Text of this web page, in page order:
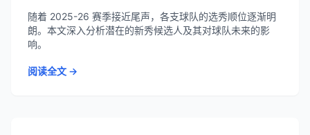
随着 2025-26 赛季接近尾声，各支球队的选秀顺位逐渐明
朗。本文深入分析潜在的新秀候选人及其对球队未来的影
响。
阅读全文 →